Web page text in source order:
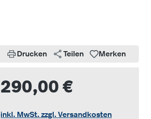
Drucken
Teilen Merken
290,00 €
inkl. MwSt. zzgl. Versandkosten